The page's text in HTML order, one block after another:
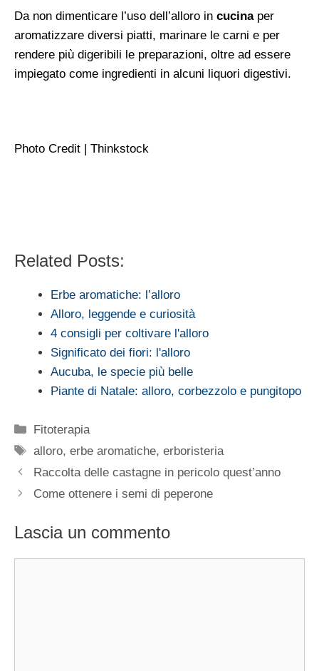
Da non dimenticare l’uso dell’alloro in cucinaper
aromatizzare diversi piatti, marinare le carni e per
rendere più digeribili le preparazioni, oltre ad essere
impiegato come ingredienti in alcuni liquori digestivi.
Photo Credit | Thinkstock
Related Posts:
Erbe aromatiche: l’alloro
Alloro, leggende e curiosità
4 consigli per coltivare l'alloro
Significato dei fiori: l'alloro
Aucuba, le specie più belle
Piante di Natale: alloro, corbezzolo e pungitopo
Categorie
Fitoterapia
Tag
alloro,erbe aromatiche,erboristeria
Raccolta delle castagne in pericolo quest’anno
Come ottenere i semi di peperone
Lascia un commento